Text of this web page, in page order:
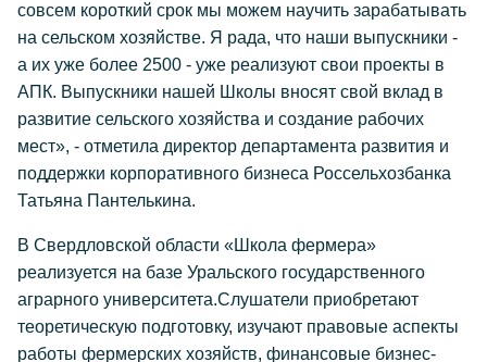
совсем короткий срок мы можем научить зарабатывать
на сельском хозяйстве. Я рада, что наши выпускники -
а их уже более 2500 - уже реализуют свои проекты в
АПК. Выпускники нашей Школы вносят свой вклад в
развитие сельского хозяйства и создание рабочих
мест», - отметила директор департамента развития и
поддержки корпоративного бизнеса Россельхозбанка
Татьяна Пантелькина.
В Свердловской области «Школа фермера»
реализуется на базе Уральского государственного
аграрного университета.Слушатели приобретают
теоретическую подготовку, изучают правовые аспекты
работы фермерских хозяйств, финансовые бизнес-